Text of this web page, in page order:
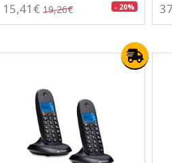
15,41€ 19,26€ - 20%